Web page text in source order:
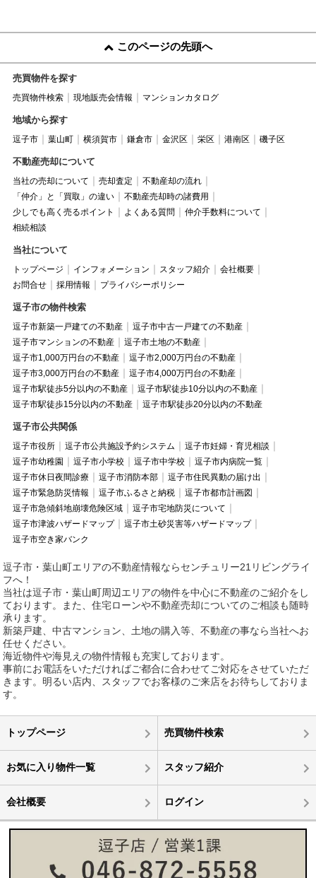
このページの先頭へ
売買物件を探す
売買物件検索 現地販売会情報 マンションカタログ
地域から探す
逗子市 葉山町 横須賀市 鎌倉市 金沢区 栄区 港南区 磯子区
不動産売却について
当社の売却について 売却査定
不動産却の流れ
「仲介」と「買取」の違い
不動産売却時の諸費用
少しでも高く売るポイント
よくある質問
仲介手数料について
相続相談
当社について
トップページ インフォメーション スタッフ紹介
会社概要
お問合せ
採用情報 プライバシーポリシー
逗子市の物件検索
逗子市新築一戸建ての不動産
逗子市中古一戸建ての不動産
逗子市マンションの不動産
逗子市土地の不動産
逗子市1,000万円台の不動産
逗子市2,000万円台の不動産
逗子市3,000万円台の不動産
逗子市4,000万円台の不動産
逗子市駅徒歩5分以内の不動産
逗子市駅徒歩10分以内の不動産
逗子市駅徒歩15分以内の不動産
逗子市駅徒歩20分以内の不動産
逗子市公共関係
逗子市役所 逗子市公共施設予約システム
逗子市妊婦・育児相談
逗子市幼稚園
逗子市小学校 逗子市中学校
逗子市内病院一覧
逗子市休日夜間診療
逗子市消防本部
逗子市住民異動の届け出
逗子市緊急防災情報
逗子市ふるさと納税
逗子市都市計画図
逗子市急傾斜地崩壊危険区域
逗子市宅地防災について
逗子市津波ハザードマップ
逗子市土砂災害等ハザードマップ
逗子市空き家バンク
逗子市・葉山町エリアの不動産情報ならセンチュリー21リビングライ
フへ！
当社は逗子市・葉山町周辺エリアの物件を中心に不動産のご紹介をし
ております。また、住宅ローンや不動産売却についてのご相談も随時
承ります。
新築戸建、中古マンション、土地の購入等、不動産の事なら当社へお
任せください。
海近物件や海見えの物件情報も充実しております。
事前にお電話をいただければご都合に合わせてご対応をさせていただ
きます。明るい店内、スタッフでお客様のご来店をお待ちしておりま
す。
トップページ 売買物件検索
お気に入り物件一覧 スタッフ紹介
会社概要 ログイン